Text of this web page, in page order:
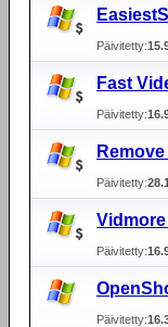
Päivitetty:
Fast
Päivitetty:
Päivitetty:
Päivitetty:
Päivitetty: